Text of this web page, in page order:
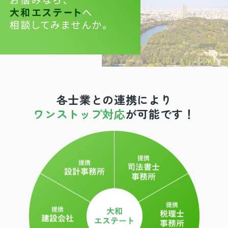
各士業との連携により
ワンストップ対応が可能です！